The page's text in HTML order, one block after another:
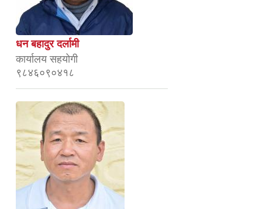
धन बहादुर दर्लामी
कार्यालय सहयोगी
९८४६०९०४१८